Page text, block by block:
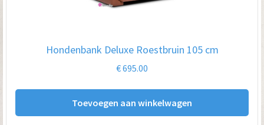
Hondenbank Deluxe Roestbruin 105 cm
€695.00
Toevoegen aan winkelwagen